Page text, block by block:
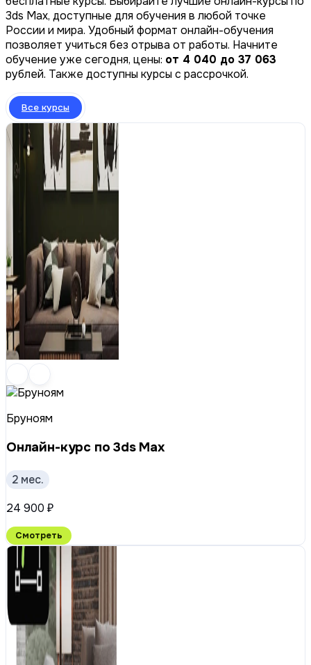
3ds Max, доступные для обучения в любой точке
России и мира. Удобный формат онлайн-обучения
позволяет учиться без отрыва от работы. Начните
обучение уже сегодня, цены: от 4 040 до 37 063
рублей. Также доступны курсы с рассрочкой.
Все курсы
Бруноям
Онлайн-курс по 3ds Max
2 мес.
24 900 ₽
Смотреть